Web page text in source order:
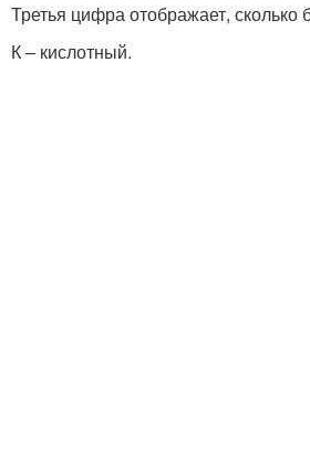
Третья цифра отображает, сколько
К – кислотный.